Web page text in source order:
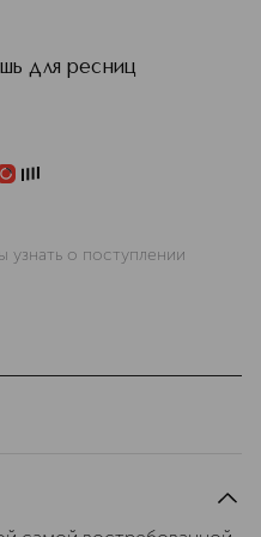
для ресниц
узнать о поступлении